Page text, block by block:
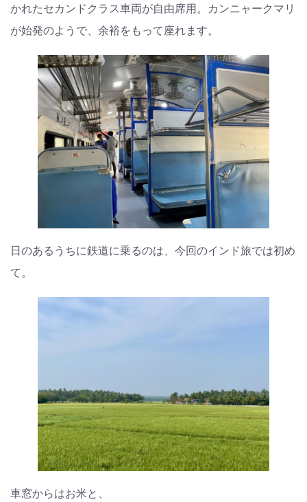
かれたセカンドクラス車両が自由席用。カンニャークマリ
が始発のようで、余裕をもって座れます。
日のあるうちに鉄道に乗るのは、今回のインド旅では初め
て。
車窓からはお米と、